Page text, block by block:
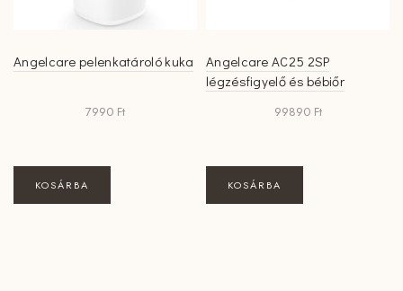
Angelcare pelenkatároló kuka
7990 Ft
KOSÁRBA
Angelcare AC25 2SP
légzésfigyelő és bébiőr
99890 Ft
KOSÁRBA